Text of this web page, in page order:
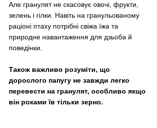
Але гранулят не скасовує овочі, фрукти,
зелень і гілки. Навіть на гранульованому
раціоні птаху потрібні свіжа їжа та
природне навантаження для дзьоба й
поведінки.
Також важливо розуміти, що
дорослого папугу не завжди легко
перевести на гранулят, особливо якщо
він роками їв тільки зерно.